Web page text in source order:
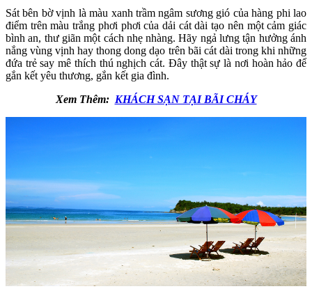
Sát bên bờ vịnh là màu xanh trầm ngâm sương gió của hàng phi lao
điểm trên màu trắng phơi phơi của dải cát dài tạo nên một cảm giác
bình an, thư giãn một cách nhẹ nhàng. Hãy ngả lưng tận hưởng ánh
nắng vùng vịnh hay thong dong dạo trên bãi cát dài trong khi những
đứa trẻ say mê thích thú nghịch cát. Đây thật sự là nơi hoàn hảo để
gắn kết yêu thương, gắn kết gia đình.
Xem Thêm: KHÁCH SẠN TẠI BÃI CHÁY